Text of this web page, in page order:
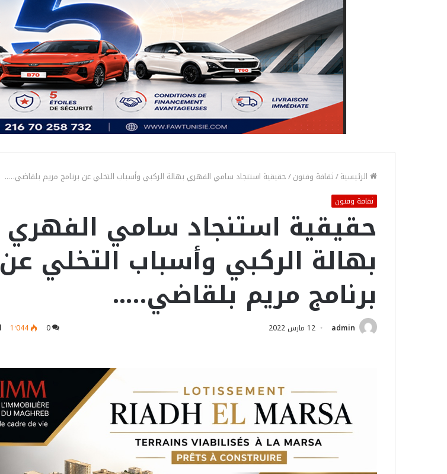
الرئيسية/ثقافة وفنون/حقيقية استنجاد سامي الفهري بهالة الركبي وأسباب التخلي عن برنامج مريم بلقاضي…..
ثقافة وفنون
حقيقية استنجاد سامي الفهري
بهالة الركبي وأسباب التخلي عن
برنامج مريم بلقاضي…..
admin 12 مارس 2022 0 1٬044